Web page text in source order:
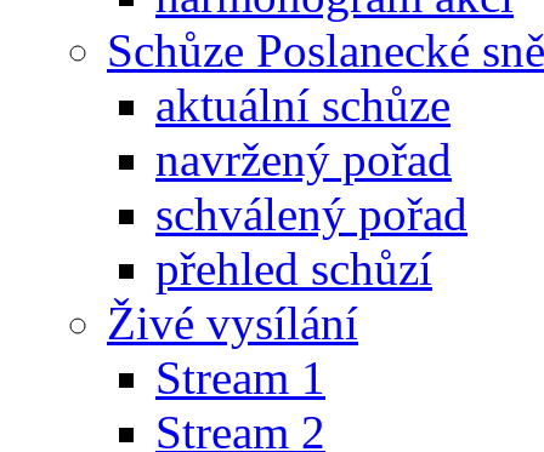
Schůze Poslanecké
aktuální schůze
navržený pořad
schválený pořad
přehled schůzí
Živé vysílání
Stream 1
Stream 2